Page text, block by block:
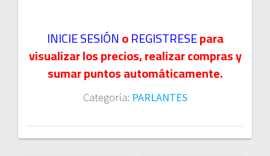
INICIE SESIÓNoREGISTRESEpara
visualizar los precios, realizar compras y
sumar puntos automáticamente.
Categoría: PARLANTES